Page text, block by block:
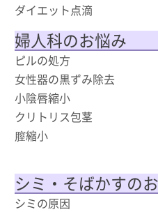
ダイエット点滴
婦人科のお悩み
ピルの処方
女性器の黒ずみ除去
小陰唇縮小
クリトリス包茎
膣縮小
シミ・そばかすの
シミの原因